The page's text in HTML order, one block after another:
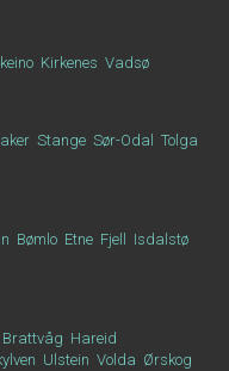
Kirkenes Vadsø
Stange Sør-Odal
Tolga
Bømlo Etne Fjell
Isdalstø
Brattvåg Hareid
Ulstein Volda Ørskog